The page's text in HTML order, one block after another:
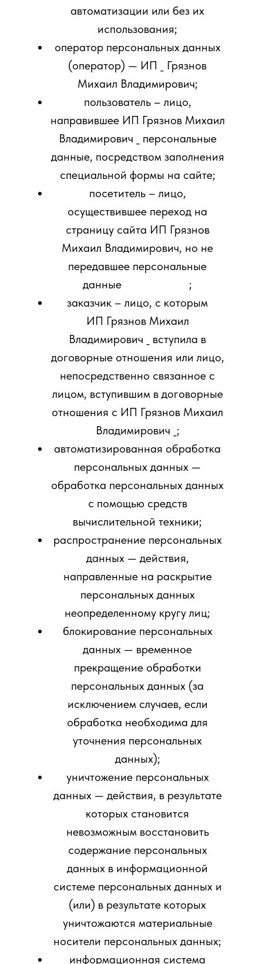
автоматизации или без их
использования;
оператор персональных данных
(оператор) — ИП _ Грязнов
Михаил Владимирович;
пользователь – лицо,
направившее ИП Грязнов Михаил
Владимирович _ персональные
данные, посредством заполнения
специальной формы на сайте;
посетитель – лицо,
осуществившее переход на
страницу сайта ИП Грязнов
Михаил Владимирович, но не
передавшее персональные
данные ;
заказчик – лицо, с которым
ИП Грязнов Михаил
Владимирович _ вступила в
договорные отношения или лицо,
непосредственно связанное с
лицом, вступившим в договорные
отношения с ИП Грязнов Михаил
Владимирович _;
автоматизированная обработка
персональных данных —
обработка персональных данных
с помощью средств
вычислительной техники;
распространение персональных
данных — действия,
направленные на раскрытие
персональных данных
неопределенному кругу лиц;
блокирование персональных
данных — временное
прекращение обработки
персональных данных (за
исключением случаев, если
обработка необходима для
уточнения персональных
данных);
уничтожение персональных
данных — действия, в результате
которых становится
невозможным восстановить
содержание персональных
данных в информационной
системе персональных данных и
(или) в результате которых
уничтожаются материальные
носители персональных данных;
информационная система